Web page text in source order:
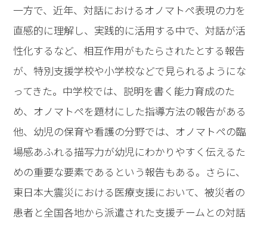
一方で、近年、対話におけるオノマトペ表現の力を
直感的に理解し、実践的に活用する中で、対話が活
性化するなど、相互作用がもたらされたとする報告
が、特別支援学校や小学校などで見られるようにな
ってきた。中学校では、説明を書く能力育成のた
め、オノマトペを題材にした指導方法の報告がある
他、幼児の保育や看護の分野では、オノマトペの臨
場感あふれる描写力が幼児にわかりやすく伝えるた
めの重要な要素であるという報告もある。さらに、
東日本大震災における医療支援において、被災者の
患者と全国各地から派遣された支援チームとの対話